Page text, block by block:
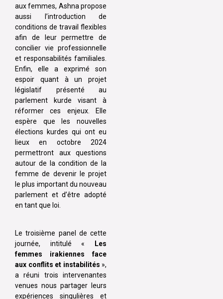
aux femmes, Ashna propose
aussi l’introduction de
conditions de travail flexibles
afin de leur permettre de
concilier vie professionnelle
et responsabilités familiales.
Enfin, elle a exprimé son
espoir quant à un projet
législatif présenté au
parlement kurde visant à
réformer ces enjeux. Elle
espère que les nouvelles
élections kurdes qui ont eu
lieux en octobre 2024
permettront aux questions
autour de la condition de la
femme de devenir le projet
le plus important du nouveau
parlement et d’être adopté
en tant que loi.
Le troisième panel de cette
journée, intitulé «
Les
femmes irakiennes face
aux conflits et instabilités »,
a réuni trois intervenantes
venues nous partager leurs
expériences singulières et